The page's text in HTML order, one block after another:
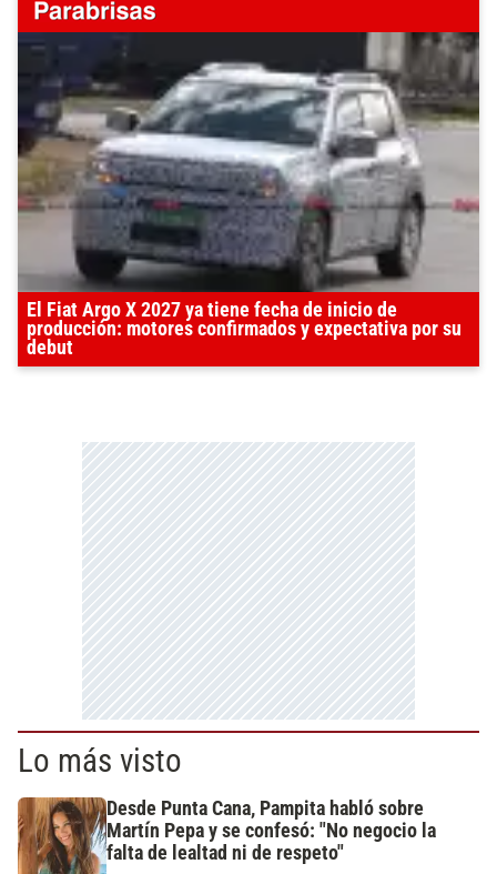
El Fiat Argo X 2027 ya tiene fecha de inicio de
producción: motores confirmados y expectativa por su
debut
Lo más visto
Desde Punta Cana, Pampita habló sobre
Martín Pepa y se confesó: "No negocio la
falta de lealtad ni de respeto"